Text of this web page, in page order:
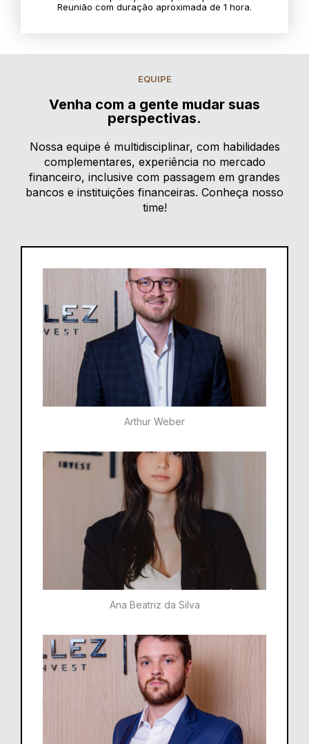
Reunião com duração aproximada de 1 hora.
EQUIPE
Venha com a gente mudar suas
perspectivas.
Nossa equipe é multidisciplinar, com habilidades
complementares, experiência no mercado
financeiro, inclusive com passagem em grandes
bancos e instituições financeiras. Conheça nosso
time!
Arthur Weber
Ana Beatriz da Silva